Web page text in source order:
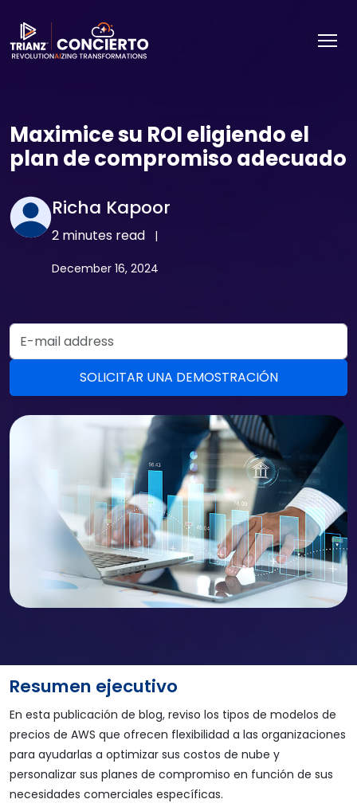
Maximice su ROI eligiendo el
plan de compromiso adecuado
Richa Kapoor
2 minutes read |
December 16, 2024
Email Address
Resumen ejecutivo
En esta publicación de blog, reviso los tipos de modelos de
precios de AWS que ofrecen flexibilidad a las organizaciones
para ayudarlas a optimizar sus costos de nube y
personalizar sus planes de compromiso en función de sus
necesidades comerciales específicas.